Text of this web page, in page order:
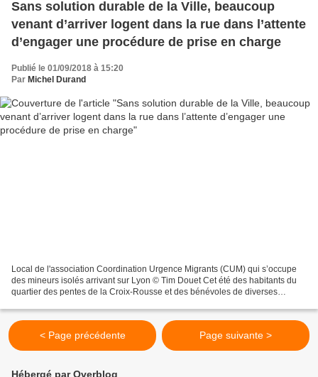
Sans solution durable de la Ville, beaucoup
venant d’arriver logent dans la rue dans l’attente
d’engager une procédure de prise en charge
Publié le 01/09/2018 à 15:20
Par Michel Durand
Local de l'association Coordination Urgence Migrants (CUM) qui s’occupe
des mineurs isolés arrivant sur Lyon © Tim Douet Cet été des habitants du
quartier des pentes de la Croix-Rousse et des bénévoles de diverses
< Page précédente Page suivante >
Hébergé par Overblog